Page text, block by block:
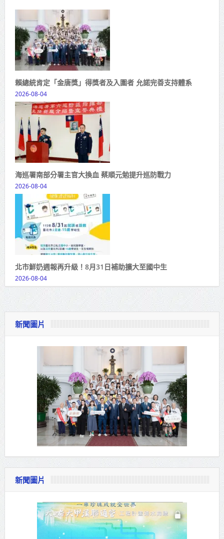
賴總統肯定「金唐獎」得獎者及入圍者 允諾完善支持體系
2026-08-04
海巡署南部分署主官大換血 蔡順元勉提升巡防戰力
2026-08-04
北市鮮奶週報再升級！8月31日補助擴大至國中生
2026-08-04
新聞圖片
新聞圖片